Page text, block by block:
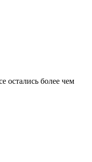
остались более чем